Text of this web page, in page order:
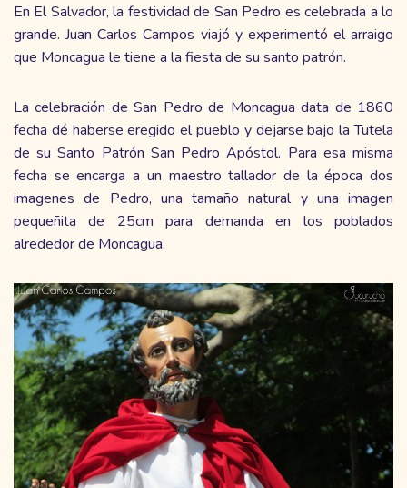
En El Salvador, la festividad de San Pedro es celebrada a lo
grande. Juan Carlos Campos viajó y experimentó el arraigo
que Moncagua le tiene a la fiesta de su santo patrón.
La celebración de San Pedro de Moncagua data de 1860
fecha dé haberse eregido el pueblo y dejarse bajo la Tutela
de su Santo Patrón San Pedro Apóstol. Para esa misma
fecha se encarga a un maestro tallador de la época dos
imagenes de Pedro, una tamaño natural y una imagen
pequeñita de 25cm para demanda en los poblados
alrededor de Moncagua.